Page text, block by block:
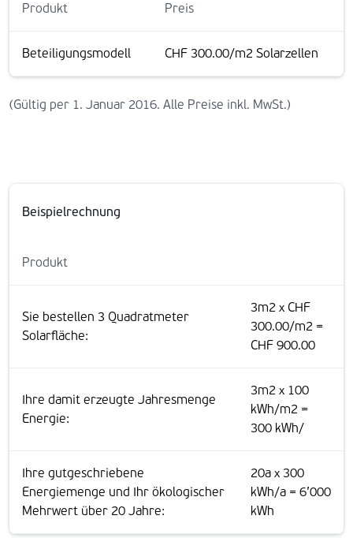
Produkt Preis
Beteiligungsmodell CHF 300.00/m2 Solarzellen
(Gültig per 1. Januar 2016. Alle Preise inkl. MwSt.)
Beispielrechnung
Produkt
Sie bestellen 3 Quadratmeter
Solarfläche:
3m2 x CHF
300.00/m2 =
CHF 900.00
Ihre damit erzeugte Jahresmenge
Energie:
3m2 x 100
kWh/m2 =
300 kWh/
Ihre gutgeschriebene
Energiemenge und Ihr ökologischer
Mehrwert über 20 Jahre:
20a x 300
kWh/a = 6’000
kWh